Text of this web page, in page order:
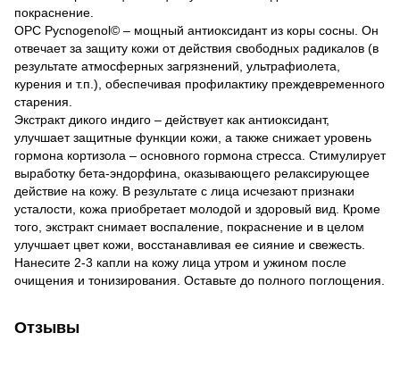
покраснение.
ОРС Pycnogenol© – мощный антиоксидант из коры сосны. Он
отвечает за защиту кожи от действия свободных радикалов (в
результате атмосферных загрязнений, ультрафиолета,
курения и т.п.), обеспечивая профилактику преждевременного
старения.
Экстракт дикого индиго – действует как антиоксидант,
улучшает защитные функции кожи, а также снижает уровень
гормона кортизола – основного гормона стресса. Стимулирует
выработку бета-эндорфина, оказывающего релаксирующее
действие на кожу. В результате с лица исчезают признаки
усталости, кожа приобретает молодой и здоровый вид. Кроме
того, экстракт снимает воспаление, покраснение и в целом
улучшает цвет кожи, восстанавливая ее сияние и свежесть.
Нанесите 2-3 капли на кожу лица утром и ужином после
очищения и тонизирования. Оставьте до полного поглощения.
Отзывы